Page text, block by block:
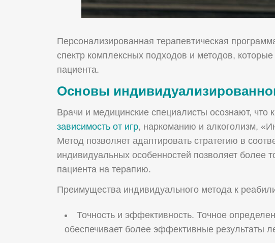
Персонализированная терапевтическая
спектр комплексных подходов и методов,
пациента.
Основы
Врачи и медицинские специалисты осознают,
зависимость от игр, наркоманию и алкоголизм,
Метод позволяет адаптировать стратегию в
индивидуальных особенностей позволяет более
пациента на терапию.
Преимущества индивидуального метода к
Точность и эффективность. Точное
обеспечивает более эффективные результаты